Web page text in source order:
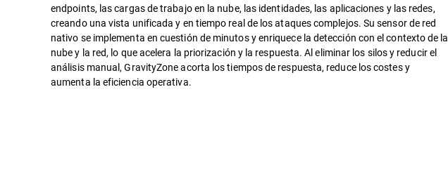
endpoints, las cargas de trabajo en la nube, las identidades, las aplicaciones y las redes,
creando una vista unificada y en tiempo real de los ataques complejos. Su sensor de red
nativo se implementa en cuestión de minutos y enriquece la detección con el contexto de la
nube y la red, lo que acelera la priorización y la respuesta. Al eliminar los silos y reducir el
análisis manual, GravityZone acorta los tiempos de respuesta, reduce los costes y
aumenta la eficiencia operativa.